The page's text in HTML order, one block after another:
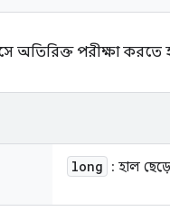
অতিরিক্ত পরীক্ষা করতে
long : হাল